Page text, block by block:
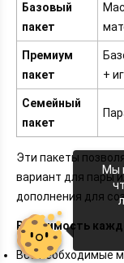
Базовый
пакет
Премиум
пакет
+
Семейный
пакет
Эти пакеты
вариант для пары
дополнения для
В стоимость
Все необходимые
Мы